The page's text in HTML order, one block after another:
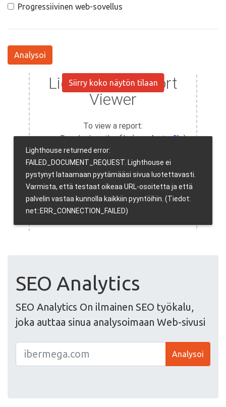
Progressiivinen web-sovellus
Analysoi
Siirry koko näytön tilaan
SEO Analytics
SEO Analytics On ilmainen SEO työkalu,
joka auttaa sinua analysoimaan Web-sivusi
Analysoi